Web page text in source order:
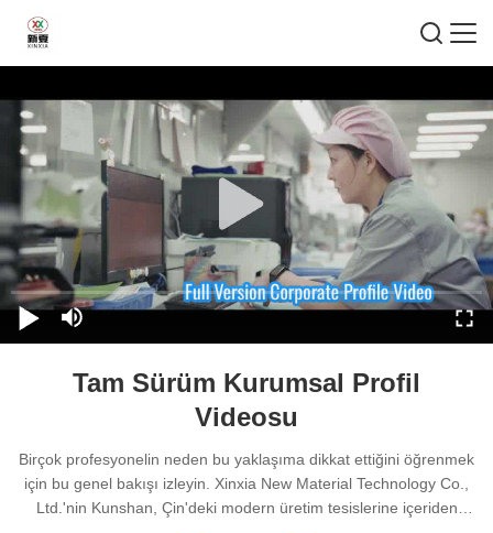
Tam Sürüm Kurumsal Profil
Videosu
Birçok profesyonelin neden bu yaklaşıma dikkat ettiğini öğrenmek
için bu genel bakışı izleyin. Xinxia New Material Technology Co.,
Ltd.'nin Kunshan, Çin'deki modern üretim tesislerine içeriden